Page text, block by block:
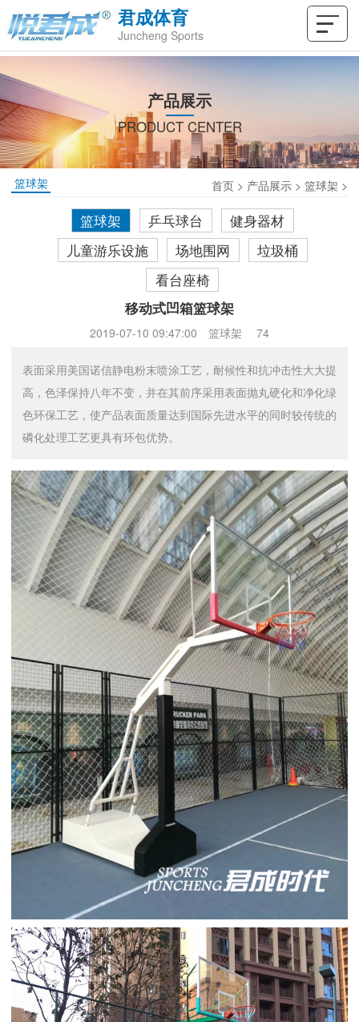
君成体育
Juncheng Sports
产品展示
PRODUCT CENTER
篮球架 首页 > 产品展示 > 篮球架 >
篮球架 乒乓球台
健身器材
儿童游乐设施
场地围网
垃圾桶
看台座椅
移动式凹箱篮球架
2019-07-10 09:47:00 篮球架 74
表面采用美国诺信静电粉末喷涂工艺，耐候性和抗冲击性大大提
高，色泽保持八年不变，并在其前序采用表面抛丸硬化和净化绿
色环保工艺，使产品表面质量达到国际先进水平的同时较传统的
磷化处理工艺更具有环包优势。